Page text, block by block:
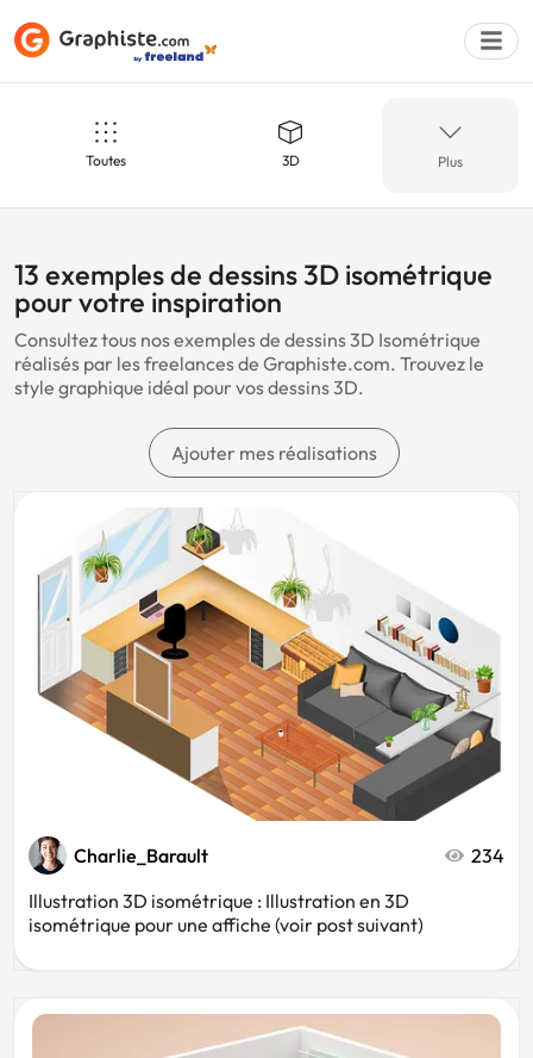
Déposer une
Toutes 3D
Décoration Artistique
Restaurant
Orange Immobilier
Beauté Futuriste
Rétro Or
Hôtel Home staging
Commercial Vintage
Plus
13 exemples de dessins 3D isométrique
pour votre inspiration
Consultez tous nos exemples de dessins 3D Isométrique
réalisés par les freelances de Graphiste.com. Trouvez le
style graphique idéal pour vos dessins 3D.
Ajouter mes réalisations
Charlie_Barault
234
Illustration 3D isométrique : Illustration en 3D
isométrique pour une affiche (voir post suivant)